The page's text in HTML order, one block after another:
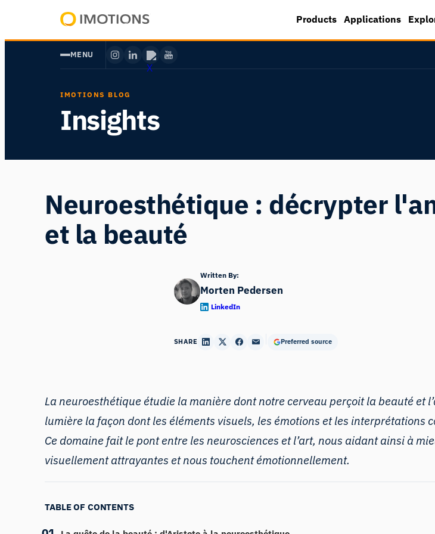
contenu
Human
Products Applications
MENU
IMOTIONS BLOG
Insights
Neuroesthétique : décrypter
et la beauté
Written By:
Morten Pedersen
LinkedIn
SHARE Preferred source
La neuroesthétique étudie la manière dont notre cerveau perçoit la beauté et
lumière la façon dont les éléments visuels, les émotions et les interprétations
Ce domaine fait le pont entre les neurosciences et l’art, nous aidant ainsi à
visuellement attrayantes et nous touchent émotionnellement.
TABLE OF CONTENTS